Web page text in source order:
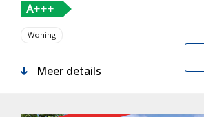
A+++
Woning
Meer details